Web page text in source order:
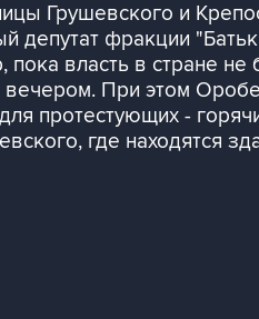
Грушевского и
депутат фракции
власть в стране не
При этом
протестующих -
где находятся